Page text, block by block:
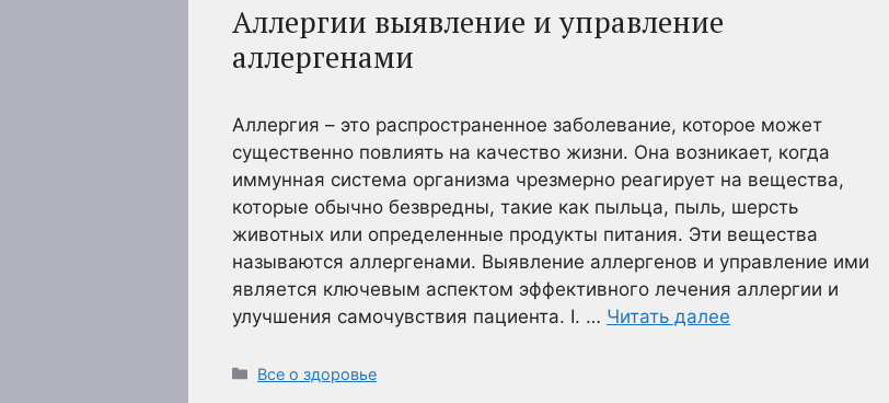
Аллергии выявление и управление
аллергенами
Аллергия – это распространенное заболевание, которое может
существенно повлиять на качество жизни. Она возникает, когда
иммунная система организма чрезмерно реагирует на вещества,
которые обычно безвредны, такие как пыльца, пыль, шерсть
животных или определенные продукты питания. Эти вещества
называются аллергенами. Выявление аллергенов и управление ими
является ключевым аспектом эффективного лечения аллергии и
улучшения самочувствия пациента. I. … Читать далее
Рубрики
Все о здоровье